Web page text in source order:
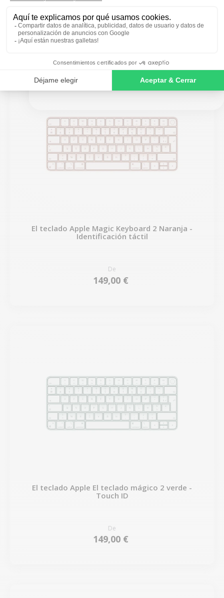
109,00 €
El teclado Apple Magic Keyboard 2 Naranja -
Identificación táctil
De
149,00 €
El teclado Apple El teclado mágico 2 verde -
Touch ID
De
149,00 €
SIGN ME UP!
NO, THANKS